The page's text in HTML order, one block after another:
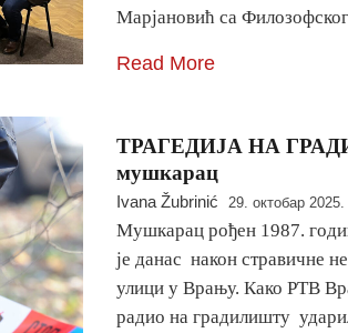
Марјановић са
Read More
ТРАГЕДИЈА НА
мушкарац
Ivana Žubrinić 29. октобар 2025.
Мушкарац рођен 1987.
је данас након стравичне
улици у Врању. Како РТВ
радио на градилишту